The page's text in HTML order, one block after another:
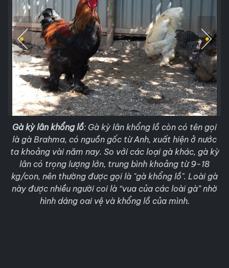
Gà kỳ lân khổng lồ: Gà kỳ lân khổng lồ còn có tên gọi
là gà Brahma, có nguồn gốc từ Anh, xuất hiện ở nước
ta khoảng vài năm nay. So với các loại gà khác, gà kỳ
lân có trọng lượng lớn, trung bình khoảng từ 9-18
kg/con, nên thường được gọi là "gà khổng lồ". Loài gà
này được nhiều người coi là “vua của các loài gà” nhờ
hình dáng oai vệ và khổng lồ của mình.